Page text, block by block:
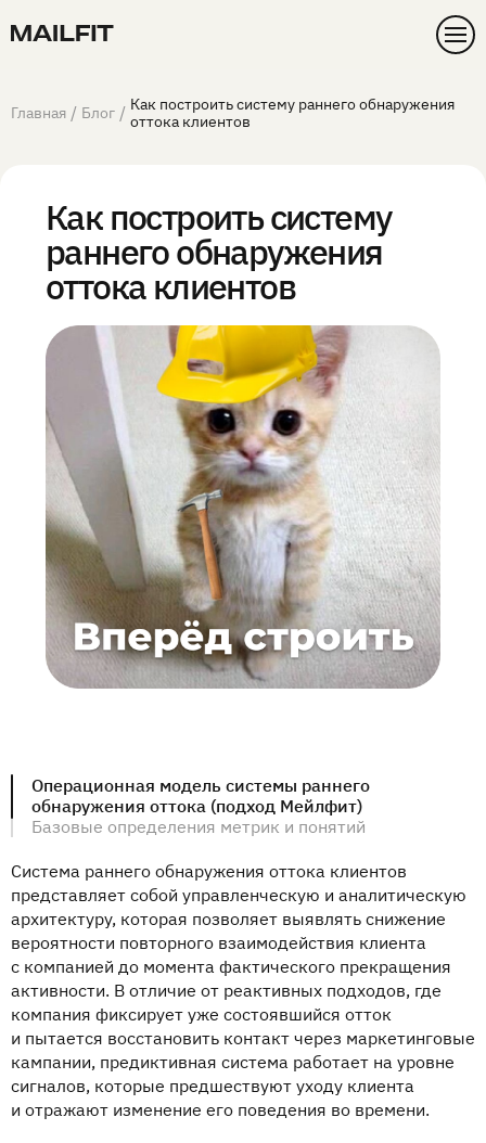
Главная / Блог / Как построить систему раннего обнаружения
оттока клиентов
Как построить систему
раннего обнаружения
оттока клиентов
Операционная модель системы раннего
обнаружения оттока (подход Мейлфит)
Базовые определения метрик и понятий
Система раннего обнаружения оттока клиентов
представляет собой управленческую и аналитическую
архитектуру, которая позволяет выявлять снижение
вероятности повторного взаимодействия клиента
с компанией до момента фактического прекращения
активности. В отличие от реактивных подходов, где
компания фиксирует уже состоявшийся отток
и пытается восстановить контакт через маркетинговые
кампании, предиктивная система работает на уровне
сигналов, которые предшествуют уходу клиента
и отражают изменение его поведения во времени.